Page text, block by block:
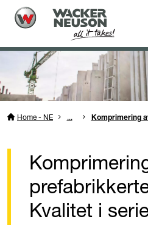
Home - NE ... Komprimering
Kvalitet i